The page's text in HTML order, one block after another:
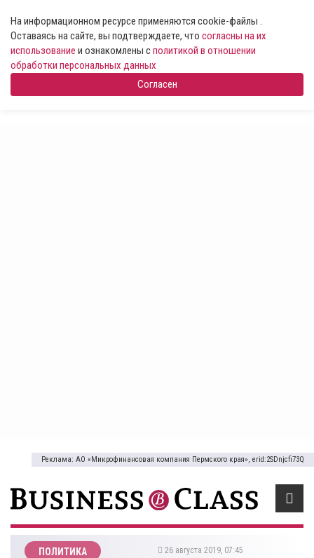
На информационном ресурсе применяются cookie-файлы .
Оставаясь на сайте, вы подтверждаете, что согласны на их
использование и ознакомлены сполитикой в отношении
обработки персональных данных
Согласен
Реклама: АО «Микрофинансовая компания Пермского края», erid:2SDnjcfi73Q
ПОЛИТИКА 26 августа 2019, 07:45